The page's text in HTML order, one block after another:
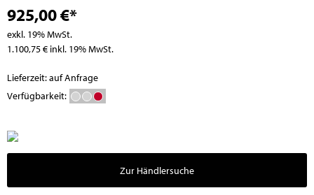
925,00 €*
exkl. 19% MwSt.
1.100,75 € inkl. 19% MwSt.
Lieferzeit: auf Anfrage
Verfügbarkeit:
Zur Händlersuche